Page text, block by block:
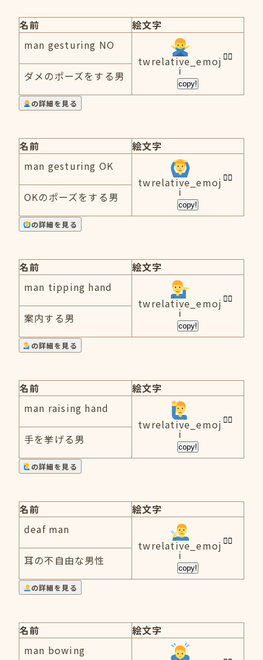
名前
絵文字
man gesturing NO
twrelative_emoj
i
copy!
ダメのポーズをする男
の詳細を見る
名前
絵文字
man gesturing OK
twrelative_emoj
i
copy!
OKのポーズをする男
の詳細を見る
名前
絵文字
man tipping hand
twrelative_emoj
i
copy!
案内する男
の詳細を見る
名前
絵文字
man raising hand
twrelative_emoj
i
copy!
手を挙げる男
の詳細を見る
名前
絵文字
deaf man
twrelative_emoj
i
copy!
耳の不自由な男性
の詳細を見る
名前
絵文字
man bowing